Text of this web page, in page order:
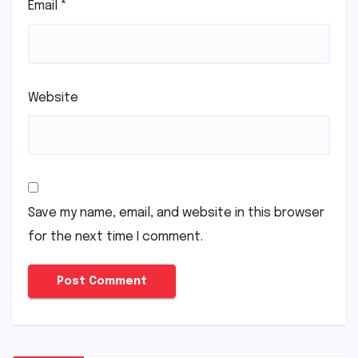
Email *
Website
Save my name, email, and website in this browser
for the next time I comment.